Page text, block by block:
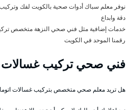
نوفر معلم سباك أدوات صحية بالكويت لفك
دقة وابداع
خدمات إضافية مثل فني صحي النزهة متخصص
رقمنا الموحد في الكويت
فني صحي تركيب غسالات
هل تريد معلم صحي متخصص بتركيب غسالات